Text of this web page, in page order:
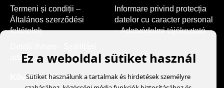
Termeni și condiții –
Általános szerződési
feltételek
Informare privind protecția
datelor cu caracter personal
– Adatvédelmi tájékoztató
adatok
Kövess minket
Ez a weboldal sütiket használ
Sütiket használunk a tartalmak és hirdetések személyre